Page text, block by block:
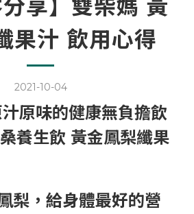
分享】雙柴媽 黃
果汁 飲用心得
2021-10-04
原味的健康無負擔飲
養生飲 黃金鳳梨纖果
梨，給身體最好的營